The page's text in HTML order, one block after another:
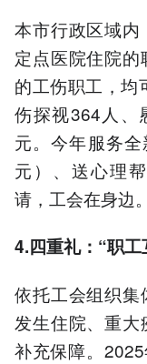
本市行政区域
定点医院住院
的工伤职工，均
伤探视364人、
元。今年服务
元）、送心理
请，工会在身边。
4.四重礼：“职
依托工会组织
发生住院、重
补充保障。